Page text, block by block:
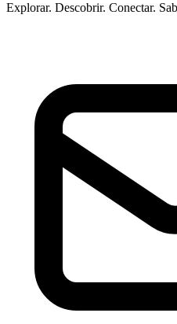
Explorar. Descobrir. Conectar.